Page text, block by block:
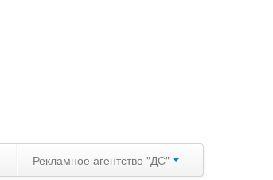
Рекламное агентство "ДС"